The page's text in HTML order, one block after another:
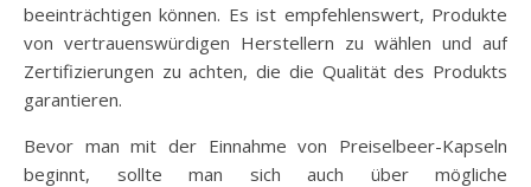
beeinträchtigen können. Es ist empfehlenswert, Produkte
von vertrauenswürdigen Herstellern zu wählen und auf
Zertifizierungen zu achten, die die Qualität des Produkts
garantieren.
Bevor man mit der Einnahme von Preiselbeer-Kapseln
beginnt, sollte man sich auch über mögliche